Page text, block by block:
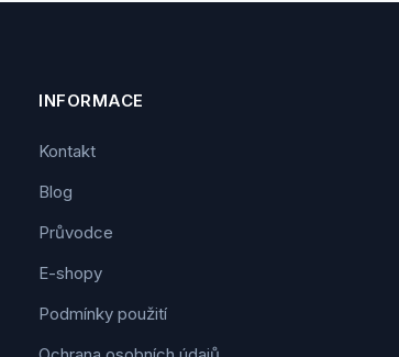
INFORMACE
Kontakt
Blog
Průvodce
E-shopy
Podmínky použití